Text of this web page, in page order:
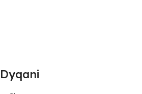
Dyqani